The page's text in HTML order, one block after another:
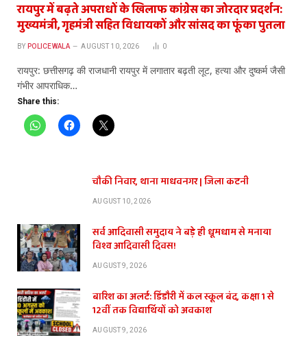
रायपुर में बढ़ते अपराधों के खिलाफ कांग्रेस का जोरदार प्रदर्शन:
मुख्यमंत्री, गृहमंत्री सहित विधायकों और सांसद का फूंका पुतला
BY POLICEWALA AUGUST 10, 2026 0
रायपुर: छत्तीसगढ़ की राजधानी रायपुर में लगातार बढ़ती लूट, हत्या और दुष्कर्म जैसी
गंभीर आपराधिक…
Share this:
चौकी निवार, थाना माधवनगर | जिला कटनी
AUGUST 10, 2026
सर्व आदिवासी समुदाय ने बड़े ही धूमधाम से मनाया
विश्व आदिवासी दिवस!
AUGUST 9, 2026
बारिश का अलर्ट: डिंडौरी में कल स्कूल बंद, कक्षा 1 से
12वीं तक विद्यार्थियों को अवकाश
AUGUST 9, 2026